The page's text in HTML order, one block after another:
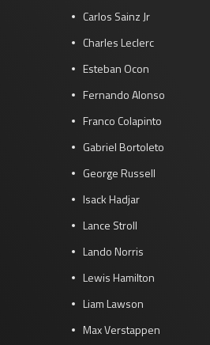
Carlos Sainz Jr
Charles Leclerc
Esteban Ocon
Fernando Alonso
Franco Colapinto
Gabriel Bortoleto
George Russell
Isack Hadjar
Lance Stroll
Lando Norris
Lewis Hamilton
Liam Lawson
Max Verstappen